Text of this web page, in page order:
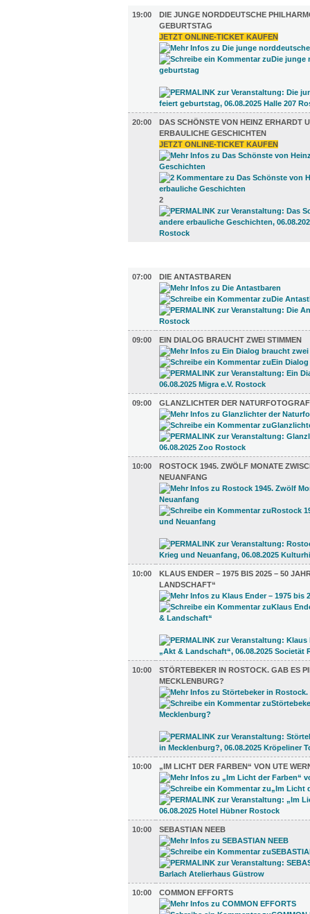
19:00
DIE JUNGE NORDDEUTSCHE
GEBURTSTAG
JETZT ONLINE-TICKET KAUFEN
20:00
DAS SCHÖNSTE VON HEINZ ERHARDT
ERBAULICHE GESCHICHTEN
JETZT ONLINE-TICKET KAUFEN
2
07:00
DIE ANTASTBAREN
09:00 EIN DIALOG BRAUCHT ZWEI STIMMEN
09:00 GLANZLICHTER DER
10:00
ROSTOCK 1945. ZWÖLF MONATE
NEUANFANG
10:00
KLAUS ENDER – 1975 BIS 2025 – 50
LANDSCHAFT“
10:00
STÖRTEBEKER IN ROSTOCK. GAB ES
MECKLENBURG?
10:00 „IM LICHT DER FARBEN“ VON UTE
10:00 SEBASTIAN NEEB
10:00 COMMON EFFORTS